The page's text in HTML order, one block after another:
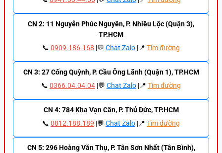
CN 2: 11 Nguyễn Phúc Nguyên, P. Nhiêu Lộc (Quận 3),
TP.HCM
📞 0909.186.168 |💬 Chat Zalo |📍 Tìm đường
CN 3: 27 Cống Quỳnh, P. Cầu Ông Lãnh (Quận 1), TP.HCM
📞 0366.04.04.04 |💬 Chat Zalo |📍 Tìm đường
CN 4: 784 Kha Vạn Cân, P. Thủ Đức, TP.HCM
📞 0812.188.189 |💬 Chat Zalo |📍 Tìm đường
CN 5: 296 Hoàng Văn Thụ, P. Tân Sơn Nhất (Tân Bình),